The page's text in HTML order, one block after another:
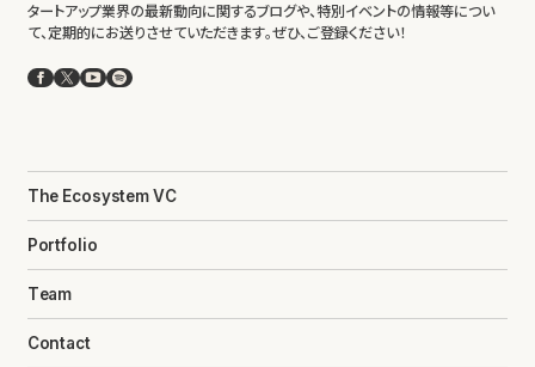
タートアップ業界の最新動向に関するブログや、特別イベントの情報等につい
て、定期的にお送りさせていただきます。ぜひ、ご登録ください！
Facebook
X YouTube
Spotify
The Ecosystem VC
Portfolio
Team
Contact